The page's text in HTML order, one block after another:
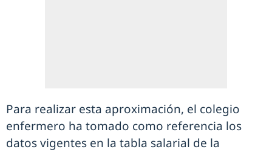
Para realizar esta aproximación, el colegio
enfermero ha tomado como referencia los
datos vigentes en la tabla salarial de la